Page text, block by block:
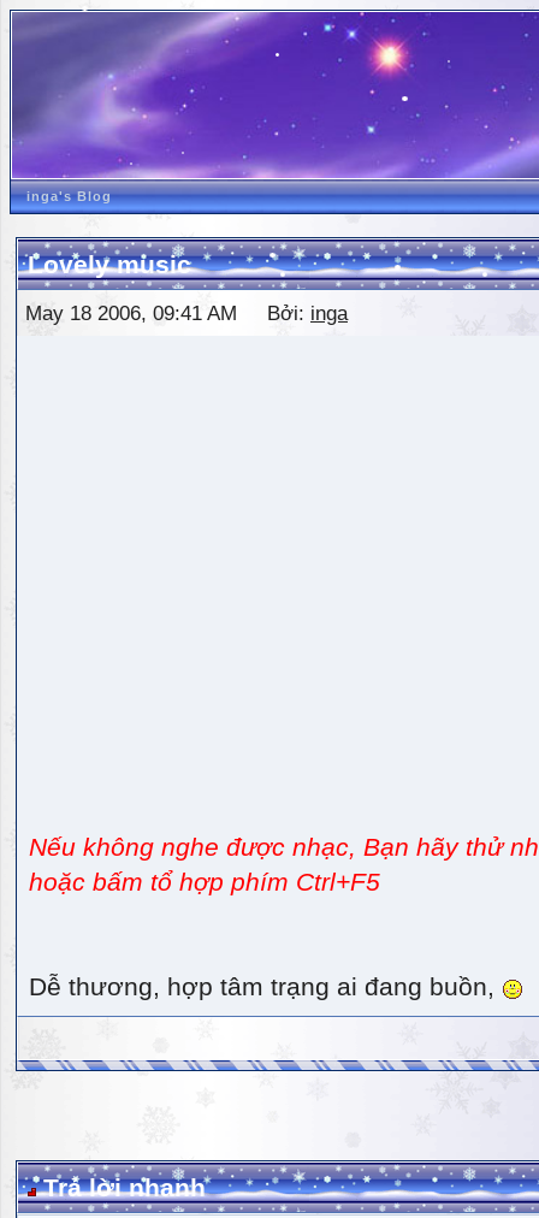
inga's Blog
Lovely music
May 18 2006, 09:41 AM Bởi: inga
Nếu không nghe được nhạc, Bạn hãy thử
hoặc bấm tổ hợp phím Ctrl+F5
Dễ thương, hợp tâm trạng ai đang buồn,
Trả lời nhanh